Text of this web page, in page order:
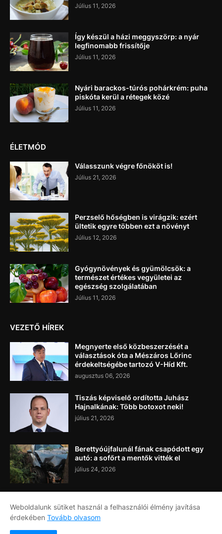
Július 11, 2026
Így készül a házi meggyszörp: a nyár
legfinomabb frissítője
Július 11, 2026
Nyári barackos-túrós pohárkrém: puha
piskóta kerül a rétegek közé
Július 11, 2026
ÉLETMÓD
Válasszunk végre főnököt is!
Július 21, 2026
Perzselő hőségben is virágzik: ezért
ültetik egyre többen ezt a növényt
Július 12, 2026
Gyógynövények és gyümölcsök: a
természet értékes vegyületei az
egészség szolgálatában
Július 11, 2026
VEZETŐ HÍREK
Megnyerte első közbeszerzését a
választások óta a Mészáros Lőrinc
érdekeltségébe tartozó V-Híd Kft.
augusztus 06, 2026
Tiszás képviselő ordította Juhász
Hajnalkának: Több botoxot neki!
július 21, 2026
Berettyóújfalunál fának csapódott egy
autó: a sofőrt a mentők vitték el
július 24, 2026
Címlap Rólunk
Weboldalunk sütiket használ a felhasználói élmény javítása
érdekében Tovább olvasom